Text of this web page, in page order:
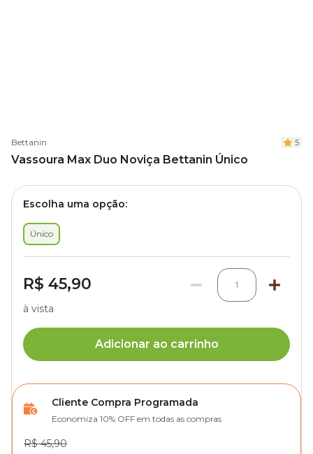
Bettanin 5
Vassoura Max Duo Noviça Bettanin Único
Escolha uma opção:
Único
R$ 45,90 1
à vista
Adicionar ao carrinho
Cliente Compra Programada
Economiza 10% OFF em todas as compras
R$ 45,90